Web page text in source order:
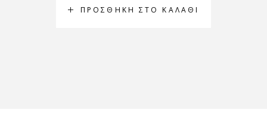
ΠΡΟΣΘΉΚΗ ΣΤΟ ΚΑΛΆΘΙ